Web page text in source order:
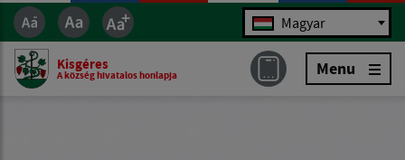
Jazyk Magyar
Kisgéres
A község hivatalos honlapja Menu